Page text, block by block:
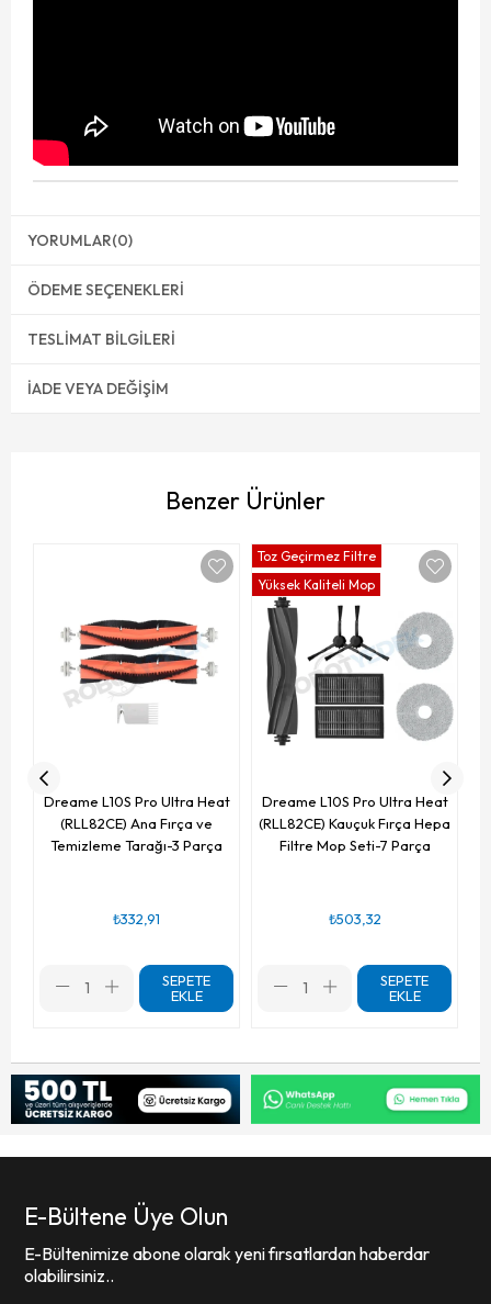
YORUMLAR(0)
ÖDEME SEÇENEKLERI
TESLIMAT BILGILERI
İADE VEYA DEĞIŞIM
Benzer Ürünler
Dreame L10S Pro Ultra Heat
(RLL82CE) Ana Fırça ve
Temizleme Tarağı-3 Parça
₺332,91
SEPETE
EKLE
Dreame L10S Pro Ultra Heat
(RLL82CE) Kauçuk Fırça Hepa
Filtre Mop Seti-7 Parça
₺503,32
SEPETE
EKLE
Toz Geçirmez Filtre
Yüksek Kaliteli Mop
E-Bültene Üye Olun
E-Bültenimize abone olarak yeni fırsatlardan haberdar
olabilirsiniz..